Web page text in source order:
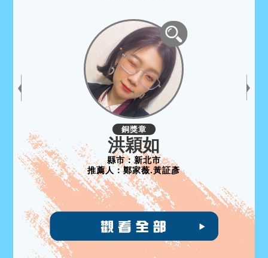
銅獎章
洪穎如
縣市：新北市
推薦人：鄭家薇.黃証彥